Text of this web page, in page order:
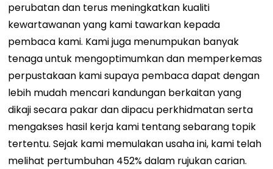
perubatan dan terus meningkatkan kualiti
kewartawanan yang kami tawarkan kepada
pembaca kami. Kami juga menumpukan banyak
tenaga untuk mengoptimumkan dan memperkemas
perpustakaan kami supaya pembaca dapat dengan
lebih mudah mencari kandungan berkaitan yang
dikaji secara pakar dan dipacu perkhidmatan serta
mengakses hasil kerja kami tentang sebarang topik
tertentu. Sejak kami memulakan usaha ini, kami telah
melihat pertumbuhan 452% dalam rujukan carian.